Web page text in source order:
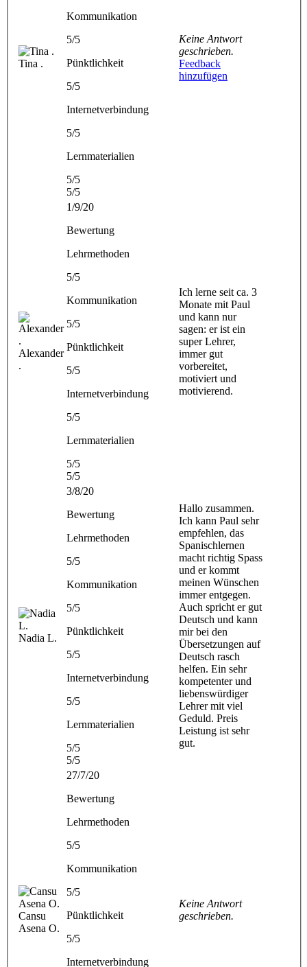
Tina .
Kommunikation
5/5
Pünktlichkeit
5/5
Internetverbindung
5/5
Lernmaterialien
5/5
5/5
Keine Antwort
geschrieben.
Feedback
hinzufügen
Alexander
.
1/9/20
Bewertung
Lehrmethoden
5/5
Kommunikation
5/5
Pünktlichkeit
5/5
Internetverbindung
5/5
Lernmaterialien
5/5
5/5
Ich lerne seit ca. 3
Monate mit Paul
und kann nur
sagen: er ist ein
super Lehrer,
immer gut
vorbereitet,
motiviert und
motivierend.
Nadia L.
3/8/20
Bewertung
Lehrmethoden
5/5
Kommunikation
5/5
Pünktlichkeit
5/5
Internetverbindung
5/5
Lernmaterialien
5/5
5/5
Hallo zusammen.
Ich kann Paul sehr
empfehlen, das
Spanischlernen
macht richtig Spass
und er kommt
meinen Wünschen
immer entgegen.
Auch spricht er gut
Deutsch und kann
mir bei den
Übersetzungen auf
Deutsch rasch
helfen. Ein sehr
kompetenter und
liebenswürdiger
Lehrer mit viel
Geduld. Preis
Leistung ist sehr
gut.
Cansu
Asena O.
27/7/20
Bewertung
Lehrmethoden
5/5
Kommunikation
5/5
Pünktlichkeit
5/5
Internetverbindung
Keine Antwort
geschrieben.